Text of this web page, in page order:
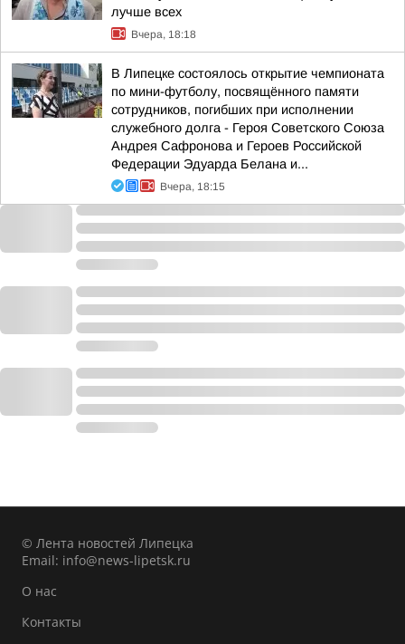
лучше всех
Вчера, 18:18
В Липецке состоялось открытие чемпионата
по мини-футболу, посвящённого памяти
сотрудников, погибших при исполнении
служебного долга - Героя Советского Союза
Андрея Сафронова и Героев Российской
Федерации Эдуарда Белана и...
Вчера, 18:15
© Лента новостей Липецка
Email: info@news-lipetsk.ru
О нас
Контакты